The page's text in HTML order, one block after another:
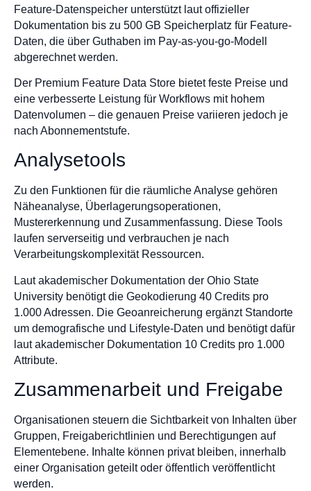
Feature-Datenspeicher unterstützt laut offizieller
Dokumentation bis zu 500 GB Speicherplatz für Feature-
Daten, die über Guthaben im Pay-as-you-go-Modell
abgerechnet werden.
Der Premium Feature Data Store bietet feste Preise und
eine verbesserte Leistung für Workflows mit hohem
Datenvolumen – die genauen Preise variieren jedoch je
nach Abonnementstufe.
Analysetools
Zu den Funktionen für die räumliche Analyse gehören
Näheanalyse, Überlagerungsoperationen,
Mustererkennung und Zusammenfassung. Diese Tools
laufen serverseitig und verbrauchen je nach
Verarbeitungskomplexität Ressourcen.
Laut akademischer Dokumentation der Ohio State
University benötigt die Geokodierung 40 Credits pro
1.000 Adressen. Die Geoanreicherung ergänzt Standorte
um demografische und Lifestyle-Daten und benötigt dafür
laut akademischer Dokumentation 10 Credits pro 1.000
Attribute.
Zusammenarbeit und Freigabe
Organisationen steuern die Sichtbarkeit von Inhalten über
Gruppen, Freigaberichtlinien und Berechtigungen auf
Elementebene. Inhalte können privat bleiben, innerhalb
einer Organisation geteilt oder öffentlich veröffentlicht
werden.